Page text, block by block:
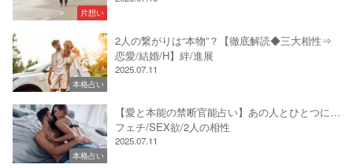
片想い
本格占い
2人の繋がりは“本物”？【徹底解読◆三大相性⇒
恋愛/結婚/H】絆/進展
2025.07.11
本格占い
【愛と本能の禁断官能占い】あの人とひとつに…
フェチ/SEX欲/2人の相性
2025.07.11